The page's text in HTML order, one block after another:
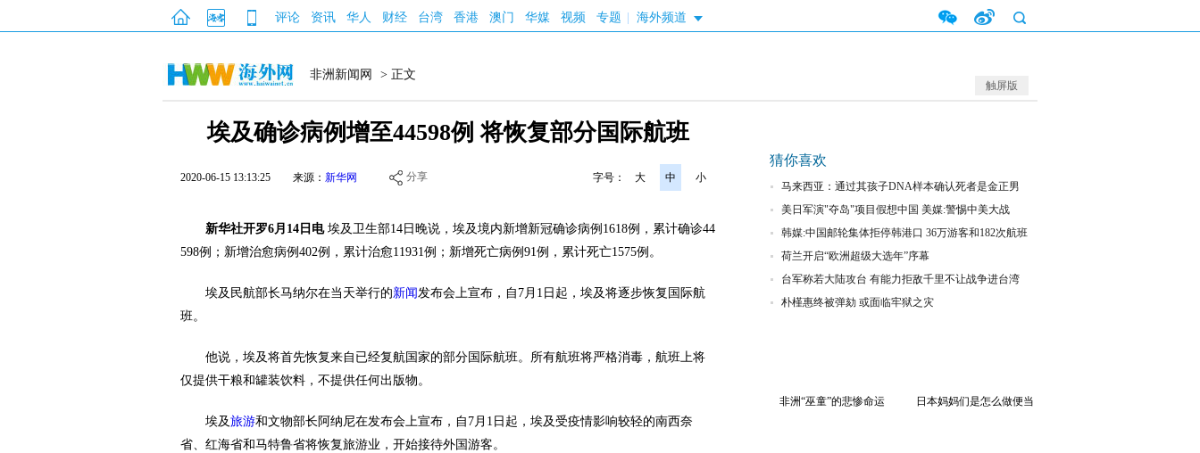
评论 资讯 华人 财经 台湾 香港 澳门 华媒 视频 专题 海外频道
触屏版
非洲新闻网 > 正文
埃及确诊病例增至44598例 将恢复部分国际航班
2020-06-15 13:13:25 来源： 新华网 分享 字号： 大 中 小
新华社开罗6月14日电埃及卫生部14日晚说，埃及境内新增新冠确诊病例1618例，累计确诊44
598例；新增治愈病例402例，累计治愈11931例；新增死亡病例91例，累计死亡1575例。
埃及民航部长马纳尔在当天举行的新闻发布会上宣布，自7月1日起，埃及将逐步恢复国际航
班。
他说，埃及将首先恢复来自已经复航国家的部分国际航班。所有航班将严格消毒，航班上将
仅提供干粮和罐装饮料，不提供任何出版物。
埃及旅游和文物部长阿纳尼在发布会上宣布，自7月1日起，埃及受疫情影响较轻的南西奈
省、红海省和马特鲁省将恢复旅游业，开始接待外国游客。
猜你喜欢
马来西亚：通过其孩子DNA样本确认死者是金正男
美日军演"夺岛"项目假想中国 美媒:警惕中美大战
韩媒:中国邮轮集体拒停韩港口 36万游客和182次航班
流失
荷兰开启“欧洲超级大选年”序幕
台军称若大陆攻台 有能力拒敌千里不让战争进台湾
朴槿惠终被弹劾 或面临牢狱之灾
非洲“巫童”的悲惨命运
日本妈妈们是怎么做便当